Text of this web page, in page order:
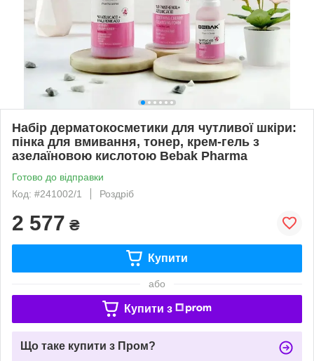
Набір дерматокосметики для чутливої шкіри:
пінка для вмивання, тонер, крем-гель з
азелаїновою кислотою Bebak Pharma
Готово до відправки
Код: #241002/1
Роздріб
2 577 ₴
Купити
або
Купити з
Що таке купити з Пром?